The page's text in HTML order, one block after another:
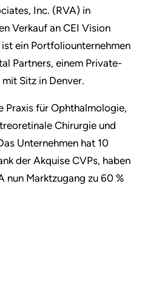
Inc. (RVA) in
Verkauf an CEI Vision
ein Portfoliounternehmen
Partners, einem Private-
Sitz in Denver.
Praxis für Ophthalmologie,
Chirurgie und
Unternehmen hat 10
der Akquise CVPs, haben
nun Marktzugang zu 60 %